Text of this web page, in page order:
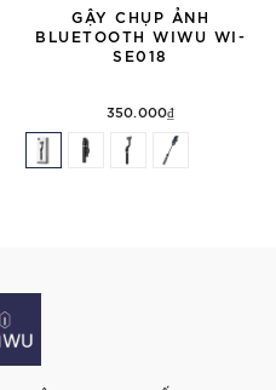
GẬY CHỤP ẢNH
BLUETOOTH WIWU WI-
SE018
350.000₫